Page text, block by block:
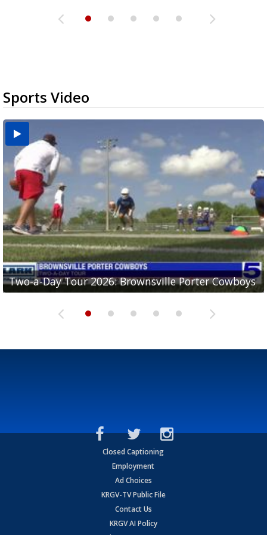
Sports Video
Two-a-Day Tour 2026: Brownsville Porter Cowboys
Two-a-Day Tour 2026: Brownsville Lopez Lobos
Two-a-Day Tour 2026: Mercedes Tigers
Two-a-Day Tour 2026: Progreso Red Ants
Two-a-Day Tour 2026: Donna Redskins
Closed Captioning
Employment
Ad Choices
KRGV-TV Public File
Contact Us
KRGV AI Policy